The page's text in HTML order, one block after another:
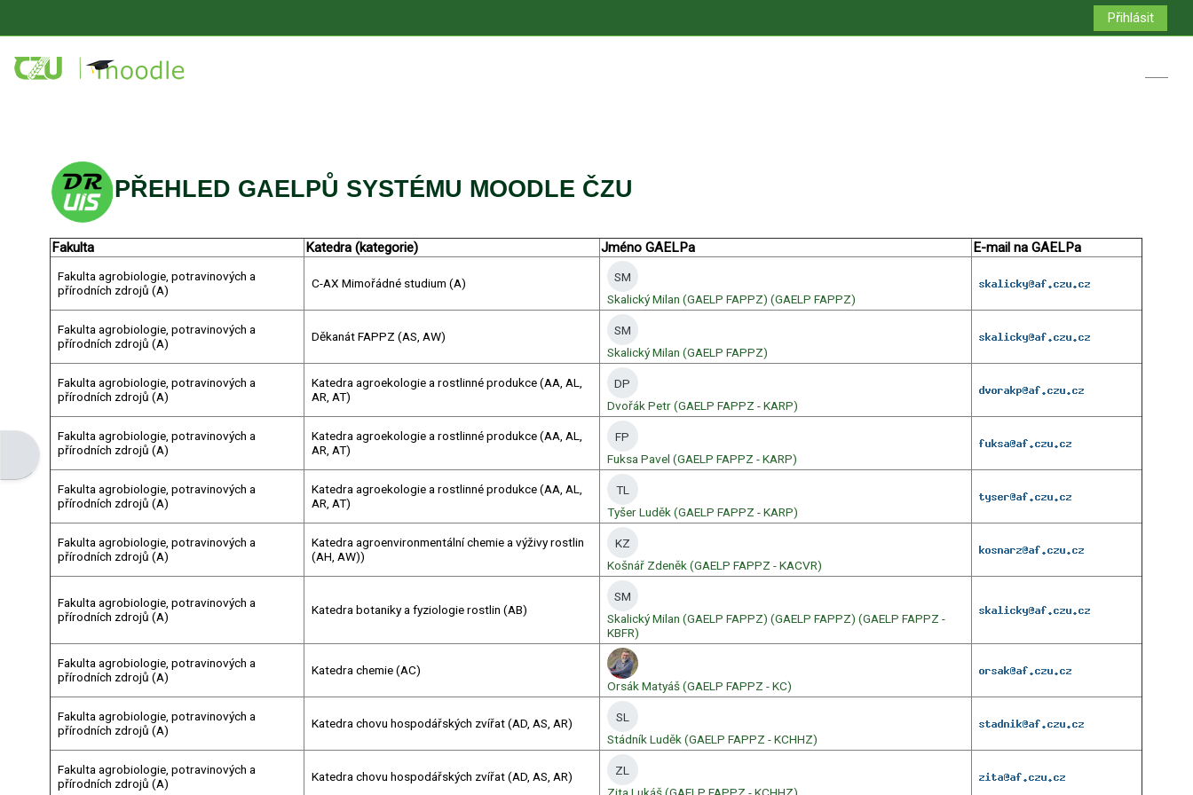
Přihlásit
Otevřít panel bloku
PŘEHLED GAELPŮ SYSTÉMU MOODLE ČZU
Fakulta Katedra (kategorie) Jméno GAELPa E-mail na GAELPa
Fakulta agrobiologie, potravinových a
přírodních zdrojů (A)
C-AX Mimořádné studium (A)
SM
Skalický Milan (GAELP FAPPZ) (GAELP FAPPZ)
Fakulta agrobiologie, potravinových a
přírodních zdrojů (A)
Děkanát FAPPZ (AS, AW)
SM
Skalický Milan (GAELP FAPPZ)
Fakulta agrobiologie, potravinových a
přírodních zdrojů (A)
Katedra agroekologie a rostlinné produkce (AA, AL,
AR, AT)
DP
Dvořák Petr (GAELP FAPPZ - KARP)
Fakulta agrobiologie, potravinových a
přírodních zdrojů (A)
Katedra agroekologie a rostlinné produkce (AA, AL,
AR, AT)
FP
Fuksa Pavel (GAELP FAPPZ - KARP)
Fakulta agrobiologie, potravinových a
přírodních zdrojů (A)
Katedra agroekologie a rostlinné produkce (AA, AL,
AR, AT)
TL
Tyšer Luděk (GAELP FAPPZ - KARP)
Fakulta agrobiologie, potravinových a
přírodních zdrojů (A)
Katedra agroenvironmentální chemie a výživy rostlin
(AH, AW))
KZ
Košnář Zdeněk (GAELP FAPPZ - KACVR)
Fakulta agrobiologie, potravinových a
přírodních zdrojů (A)
Katedra botaniky a fyziologie rostlin (AB)
SM
Skalický Milan (GAELP FAPPZ) (GAELP FAPPZ) (GAELP FAPPZ -
KBFR)
Fakulta agrobiologie, potravinových a
přírodních zdrojů (A)
Katedra chemie (AC)
Orsák Matyáš (GAELP FAPPZ - KC)
Fakulta agrobiologie, potravinových a
přírodních zdrojů (A)
Katedra chovu hospodářských zvířat (AD, AS, AR)
SL
Stádník Luděk (GAELP FAPPZ - KCHHZ)
Fakulta agrobiologie, potravinových a
přírodních zdrojů (A)
Katedra chovu hospodářských zvířat (AD, AS, AR)
ZL